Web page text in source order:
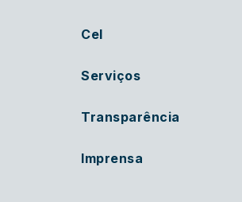
Cel
Serviços
Transparência
Imprensa